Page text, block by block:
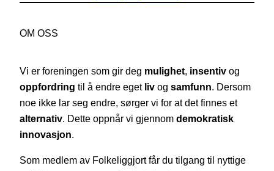
OM OSS
Vi er foreningen som gir deg mulighet, insentiv og
oppfordring til å endre eget liv og samfunn. Dersom
noe ikke lar seg endre, sørger vi for at det finnes et
alternativ. Dette oppnår vi gjennom demokratisk
innovasjon.
Som medlem av Folkeliggjort får du tilgang til nyttige